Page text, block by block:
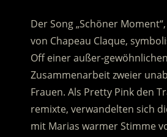
Der Song „Schöner
von Chapeau Claque,
Off einer außer-gewöhnlichen
Zusammenarbeit zweier
Frauen. Als Pretty Pink den
remixte, verwandelten sich
mit Marias warmer Stimme